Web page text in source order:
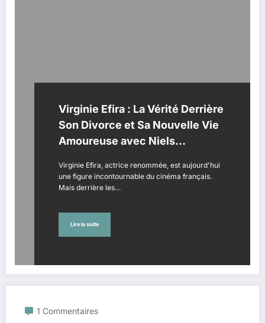
Virginie Efira : La Vérité Derrière
Son Divorce et Sa Nouvelle Vie
Amoureuse avec Niels
Virginie Efira, actrice renommée, est aujourd'hui
une figure incontournable du cinéma français.
Mais derrière les…
Lire la suite
1 Commentaires